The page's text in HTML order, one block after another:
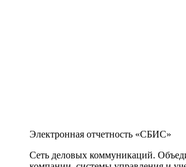
Электронная отчетность «СБИС»
Сеть деловых коммуникаций.